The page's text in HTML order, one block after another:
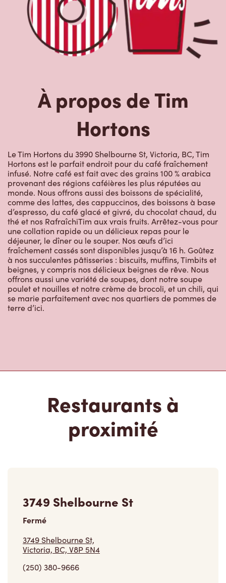
À propos de Tim
Hortons
Le Tim Hortons du 3990 Shelbourne St, Victoria, BC, Tim
Hortons est le parfait endroit pour du café fraîchement
infusé. Notre café est fait avec des grains 100 % arabica
provenant des régions caféières les plus réputées au
monde. Nous offrons aussi des boissons de spécialité,
comme des lattes, des cappuccinos, des boissons à base
d’espresso, du café glacé et givré, du chocolat chaud, du
thé et nos RafraîchiTim aux vrais fruits. Arrêtez-vous pour
une collation rapide ou un délicieux repas pour le
déjeuner, le dîner ou le souper. Nos œufs d’ici
fraîchement cassés sont disponibles jusqu’à 16 h. Goûtez
à nos succulentes pâtisseries : biscuits, muffins, Timbits et
beignes, y compris nos délicieux beignes de rêve. Nous
offrons aussi une variété de soupes, dont notre soupe
poulet et nouilles et notre crème de brocoli, et un chili, qui
se marie parfaitement avec nos quartiers de pommes de
terre d’ici.
Restaurants à
proximité
3749 Shelbourne St
Fermé
3749 Shelbourne St,
Victoria, BC, V8P 5N4
(250) 380-9666